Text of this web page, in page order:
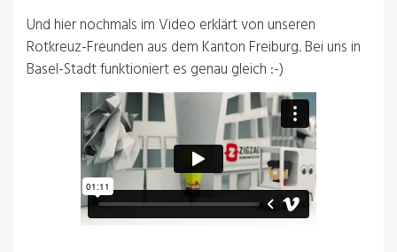
Und hier nochmals im Video erklärt von unseren
Rotkreuz-Freunden aus dem Kanton Freiburg. Bei uns in
Basel-Stadt funktioniert es genau gleich :-)